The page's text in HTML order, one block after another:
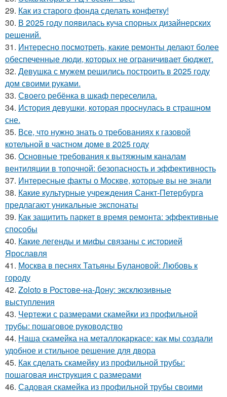
29. Как из старого фонда сделать конфетку!
30. В 2025 году появилась куча спорных дизайнерских
решений.
31. Интересно посмотреть, какие ремонты делают более
обеспеченные люди, которых не ограничивает бюджет.
32. Девушка с мужем решились построить в 2025 году
дом своими руками.
33. Своего ребёнка в шкаф переселила.
34. История девушки, которая проснулась в страшном
сне.
35. Все, что нужно знать о требованиях к газовой
котельной в частном доме в 2025 году
36. Основные требования к вытяжным каналам
вентиляции в топочной: безопасность и эффективность
37. Интересные факты о Москве, которые вы не знали
38. Какие культурные учреждения Санкт-Петербурга
предлагают уникальные экспонаты
39. Как защитить паркет в время ремонта: эффективные
способы
40. Какие легенды и мифы связаны с историей
Ярославля
41. Москва в песнях Татьяны Булановой: Любовь к
городу
42. Zoloto в Ростове-на-Дону: эксклюзивные
выступления
43. Чертежи с размерами скамейки из профильной
трубы: пошаговое руководство
44. Наша скамейка на металлокаркасе: как мы создали
удобное и стильное решение для двора
45. Как сделать скамейку из профильной трубы:
пошаговая инструкция с размерами
46. Садовая скамейка из профильной трубы своими